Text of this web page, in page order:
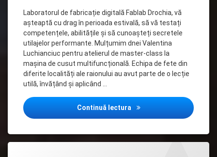
Laboratorul de fabricație digitală Fablab Drochia, vă
așteaptă cu drag în perioada estivală, să vă testați
competențele, abilitățile și să cunoașteți secretele
utilajelor performante. Mulțumim dnei Valentina
Luchianciuc pentru atelierul de master-class la
mașina de cusut multifuncțională. Echipa de fete din
diferite localități ale raionului au avut parte de o lecție
utilă, învățând și aplicând …
Continuă lectura Mașina de cusut – la